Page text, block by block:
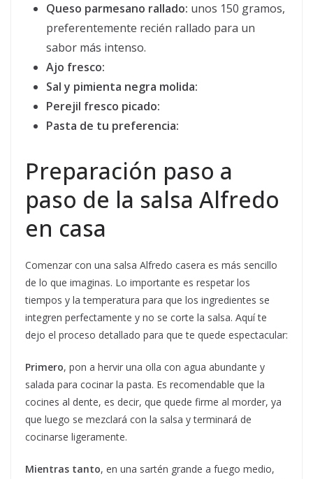
Queso parmesano rallado: unos 150 gramos,
preferentemente recién rallado para un
sabor más intenso.
Ajo fresco:
Sal y pimienta negra molida:
Perejil fresco picado:
Pasta de tu preferencia:
Preparación paso a
paso de la salsa Alfredo
en casa
Comenzar con una salsa Alfredo casera es más sencillo
de lo que imaginas. Lo importante es respetar los
tiempos y la temperatura para que los ingredientes se
integren perfectamente y no se corte la salsa. Aquí te
dejo el proceso detallado para que te quede espectacular:
Primero, pon a hervir una olla con agua abundante y
salada para cocinar la pasta. Es recomendable que la
cocines al dente, es decir, que quede firme al morder, ya
que luego se mezclará con la salsa y terminará de
cocinarse ligeramente.
Mientras tanto, en una sartén grande a fuego medio,